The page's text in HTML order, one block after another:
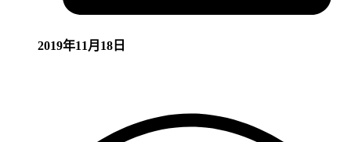
2019年11月18日